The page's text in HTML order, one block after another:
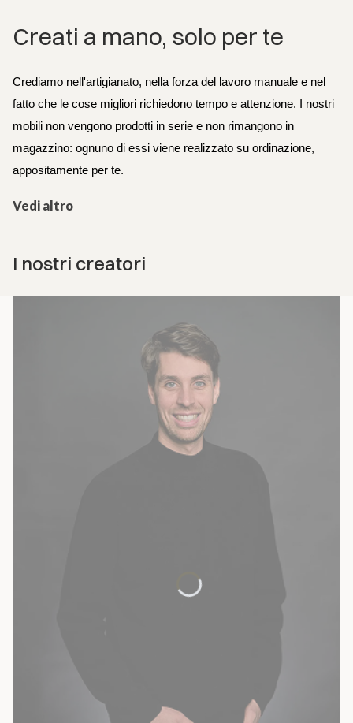
Creati a mano, solo per te
Crediamo nell'artigianato, nella forza del lavoro manuale e nel
fatto che le cose migliori richiedono tempo e attenzione. I nostri
mobili non vengono prodotti in serie e non rimangono in
magazzino: ognuno di essi viene realizzato su ordinazione,
appositamente per te.
Vedi altro
I nostri creatori